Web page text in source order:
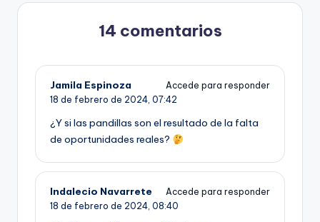
14 comentarios
Jamila Espinoza
Accede para responder
18 de febrero de 2024, 07:42
¿Y si las pandillas son el resultado de la falta
de oportunidades reales?
Indalecio Navarrete
Accede para responder
18 de febrero de 2024, 08:40